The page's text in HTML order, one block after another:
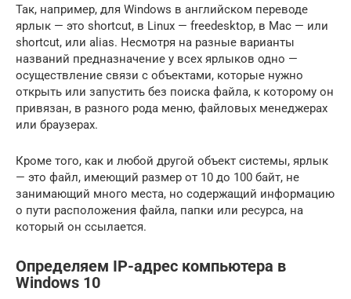
Так, например, для Windows в английском переводе
ярлык — это shortcut, в Linux — freedesktop, в Mac — или
shortcut, или alias. Несмотря на разные варианты
названий предназначение у всех ярлыков одно —
осуществление связи с объектами, которые нужно
открыть или запустить без поиска файла, к которому он
привязан, в разного рода меню, файловых менеджерах
или браузерах.
Кроме того, как и любой другой объект системы, ярлык
— это файл, имеющий размер от 10 до 100 байт, не
занимающий много места, но содержащий информацию
о пути расположения файла, папки или ресурса, на
который он ссылается.
Определяем IP-адрес компьютера в
Windows 10